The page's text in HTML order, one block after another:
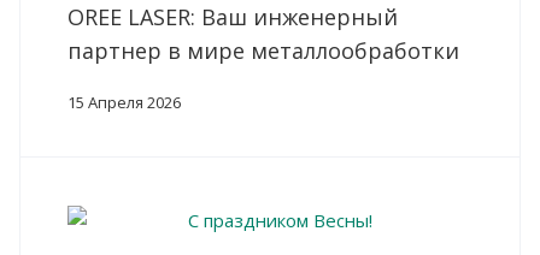
OREE LASER: Ваш инженерный
партнер в мире металлообработки
15 Апреля 2026